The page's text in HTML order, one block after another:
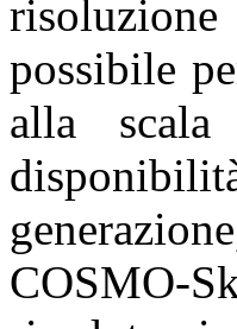
possibile
alla
COSMO-